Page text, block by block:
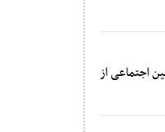
اجتماعی از